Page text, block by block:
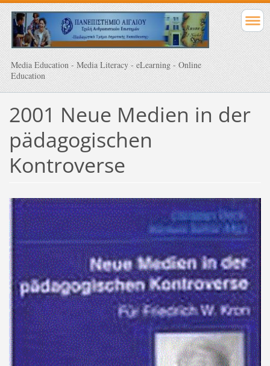
Media Education - Media Literacy - eLearning - Online
Education
2001 Neue Medien in der
pädagogischen
Kontroverse